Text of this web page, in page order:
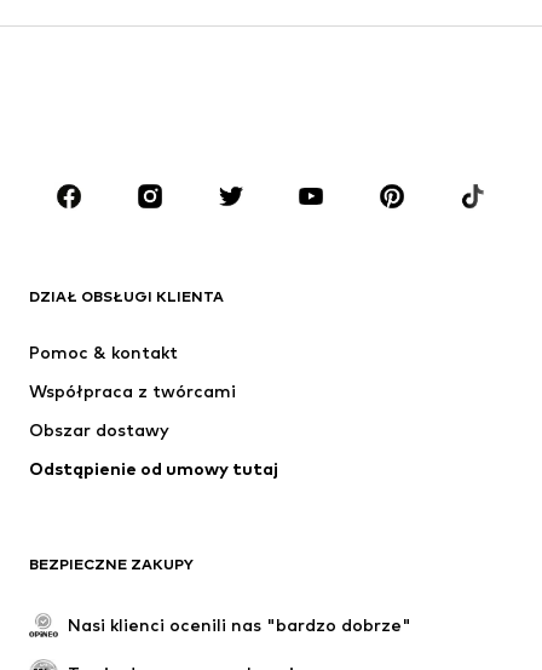
MARKI
Next
ADIDAS PERFORMANCE
DZIAŁ OBSŁUGI KLIENTA
Pomoc & kontakt
Współpraca z twórcami
Obszar dostawy
Odstąpienie od umowy tutaj
BEZPIECZNE ZAKUPY
Nasi klienci ocenili nas "bardzo dobrze"